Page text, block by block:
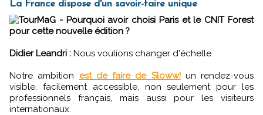
La France dispose d'un savoir-faire unique
TourMaG - Pourquoi avoir choisi Paris et le CNIT Forest
pour cette nouvelle édition ?
Didier Leandri : Nous voulions changer d'échelle.
Notre ambition est de faire de Sloww!un rendez-vous
visible, facilement accessible, non seulement pour les
professionnels français, mais aussi pour les visiteurs
internationaux.